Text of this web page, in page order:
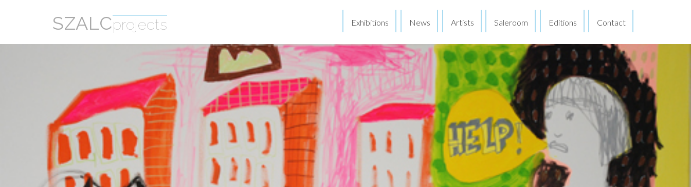
SZALCprojects Exhibitions News Artists Saleroom Editions Contact